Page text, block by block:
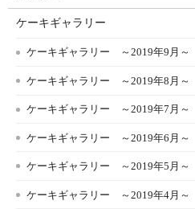
ケーキギャラリー
ケーキギャラリー ～2019年9月～
ケーキギャラリー ～2019年8月～
ケーキギャラリー ～2019年7月～
ケーキギャラリー ～2019年6月～
ケーキギャラリー ～2019年5月～
ケーキギャラリー ～2019年4月～